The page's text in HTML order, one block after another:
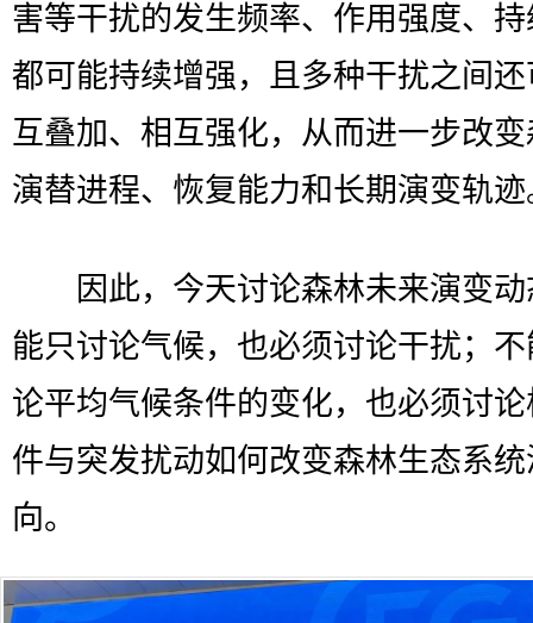
害等干扰的发生频率、作用强度、
都可能持续增强，且多种干扰之间
互叠加、相互强化，从而进一步改
演替进程、恢复能力和长期演变轨迹
因此，今天讨论森林未来演变动
能只讨论气候，也必须讨论干扰；
论平均气候条件的变化，也必须讨
件与突发扰动如何改变森林生态系
向。